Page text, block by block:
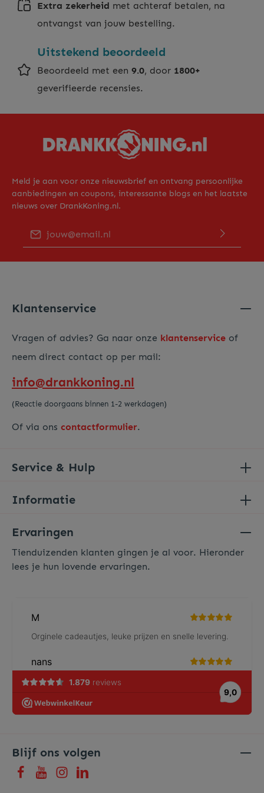
Extra zekerheid met achteraf betalen, na
ontvangst van jouw bestelling.
Uitstekend beoordeeld
Beoordeeld met een 9.0, door 1800+
geverifieerde recensies.
Meld je aan voor onze nieuwsbrief en ontvang persoonlijke
aanbiedingen en coupons, interessante blogs en het laatste
nieuws over DrankKoning.nl.
Blijf ons volgen
Ervaringen
Tienduizenden klanten gingen je al voor. Hieronder
lees je hun lovende ervaringen.
Klantenservice
Vragen of advies? Ga naar onze klantenservice of
neem direct contact op per mail:
info@drankkoning.nl
(Reactie doorgaans binnen 1-2 werkdagen)
Of via ons contactformulier.
Service & Hulp
Informatie